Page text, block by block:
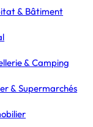
& Bâtiment
& Camping
& Supermarchés